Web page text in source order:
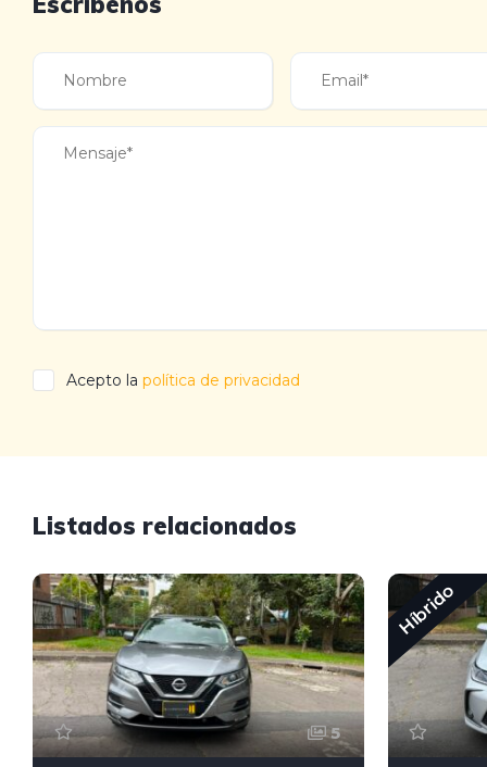
Acepto la política de privacidad
Listados relacionados
5
Híbrido